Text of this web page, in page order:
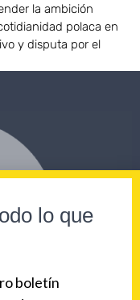
la ambición
polaca en
y disputa por el
lo que
boletín